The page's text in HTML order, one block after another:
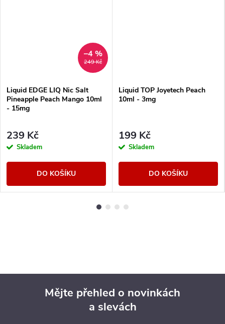
249 Kč
–4 %
Liquid EDGE LIQ Nic Salt
Pineapple Peach Mango 10ml
- 15mg
239 Kč
Skladem
DO KOŠÍKU
Liquid TOP Joyetech Peach
10ml - 3mg
199 Kč
Skladem
DO KOŠÍKU
Mějte přehled o novinkách
a slevách